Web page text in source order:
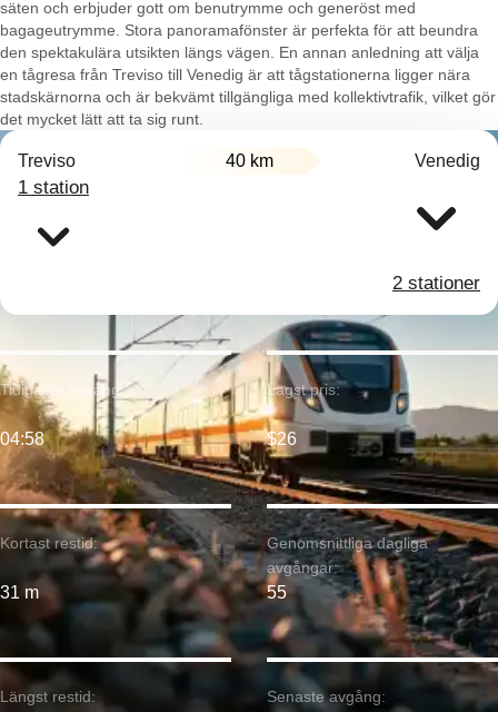
säten och erbjuder gott om benutrymme och generöst med
bagageutrymme. Stora panoramafönster är perfekta för att beundra
den spektakulära utsikten längs vägen. En annan anledning att välja
en tågresa från Treviso till Venedig är att tågstationerna ligger nära
stadskärnorna och är bekvämt tillgängliga med kollektivtrafik, vilket gör
det mycket lätt att ta sig runt.
Treviso 40 km Venedig
1 station
2 stationer
Kortast restid:
31 m
Tidigaste avgång:
04:58
Längst restid:
Lägst pris:
$26
Genomsnittliga dagliga
avgångar:
55
Senaste avgång: